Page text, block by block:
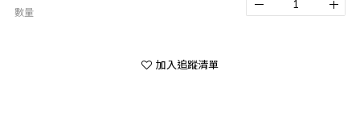
數量
加入追蹤清單